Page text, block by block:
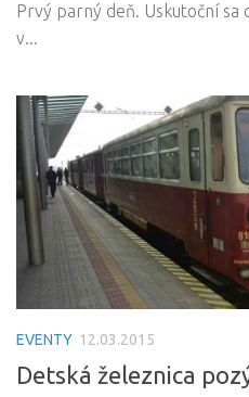
Prvý parný deň. Uskutoční
v...
EVENTY 12.03.2015
Detská železnica